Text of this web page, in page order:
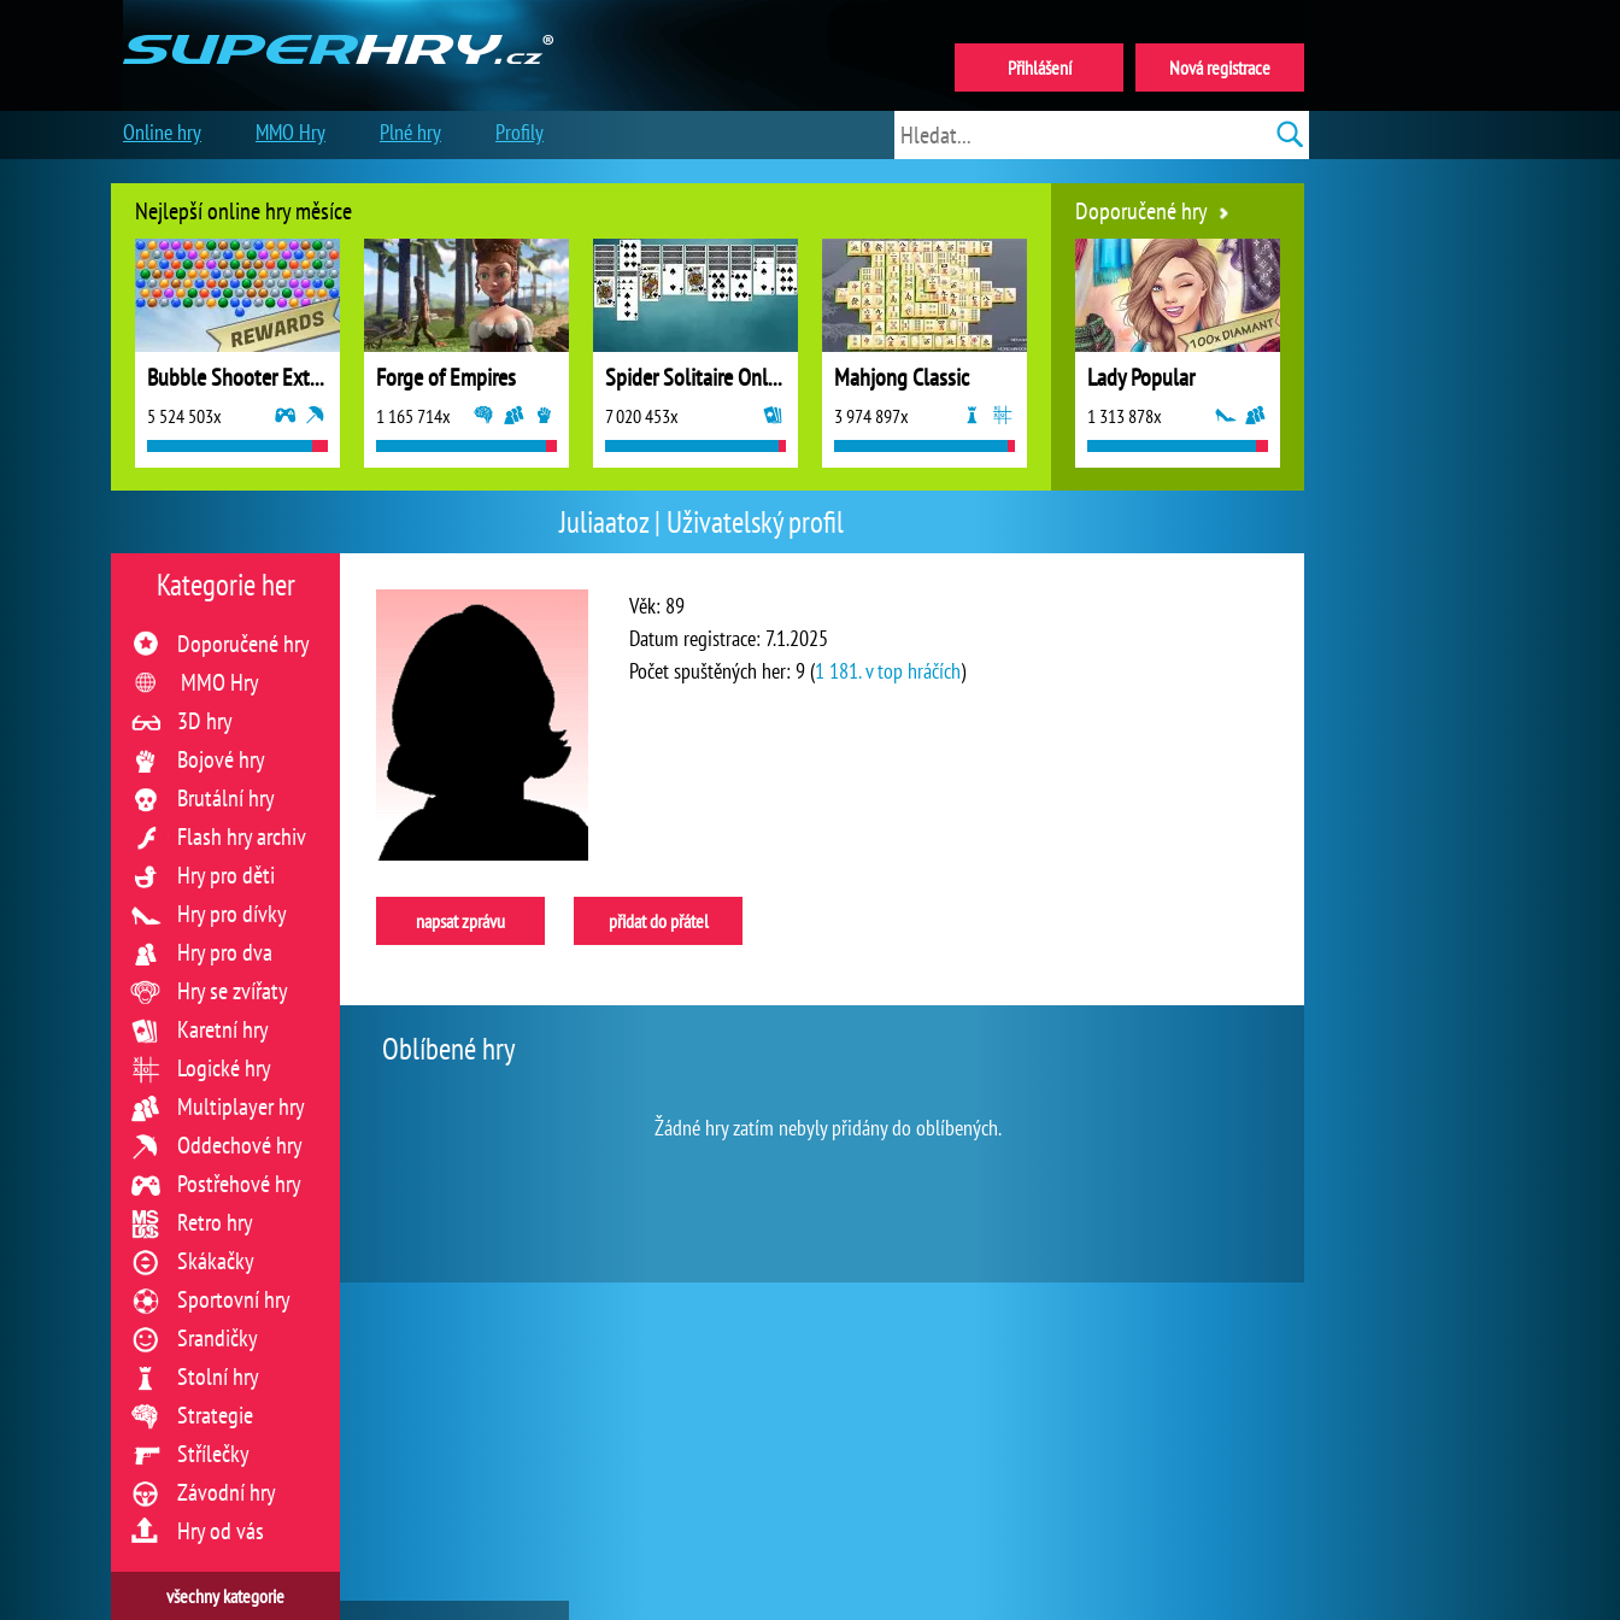
Juliaatoz | Uživatelský profil
Věk: 89
Datum registrace: 7.1.2025
Počet spuštěných her: 9 (1 181. v top hráčích)
napsat zprávu přidat do přátel
Oblíbené hry
Žádné hry zatím nebyly přidány do oblíbených.
Kategorie her
Doporučené hry
MMO Hry
3D hry
Bojové hry
Brutální hry
Flash hry archiv
Hry pro děti
Hry pro dívky
Hry pro dva
Hry se zvířaty
Karetní hry
Logické hry
Multiplayer hry
Oddechové hry
Postřehové hry
Retro hry
Skákačky
Sportovní hry
Srandičky
Stolní hry
Strategie
Střílečky
Závodní hry
Hry od vás
všechny kategorie
Nejlepší online hry měsíce
Bubble Shooter Extreme
5 524 503x
Forge of Empires
1 165 714x
Spider Solitaire Online
7 020 453x
Mahjong Classic
3 974 897x
Doporučené hry
Lady Popular
1 313 878x
Nová registrace
Přihlášení
Online hry MMO Hry Plné hry Profily